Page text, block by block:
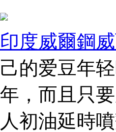
印度威爾鋼
己的爱豆年
年，而且只
人初油延時